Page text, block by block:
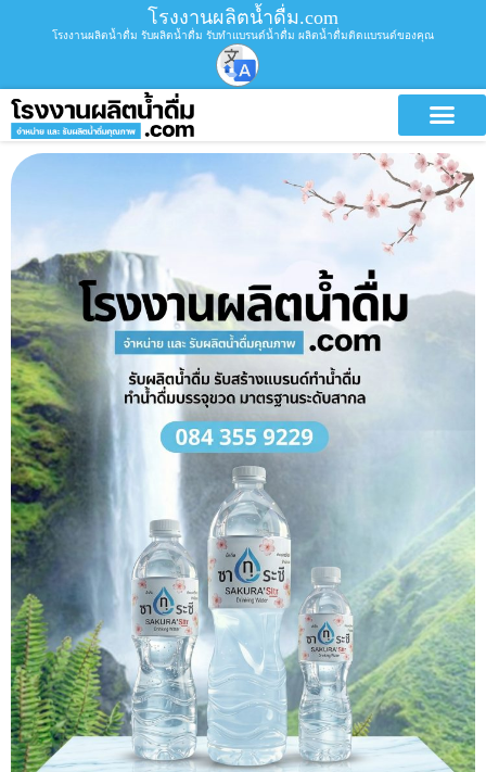
โรงงานผลิตน้ำดื่ม.com
โรงงานผลิตน้ำดื่ม รับผลิตน้ำดื่ม รับทำแบรนด์น้ำดื่ม ผลิตน้ำดื่มติดแบรนด์ของคุณ